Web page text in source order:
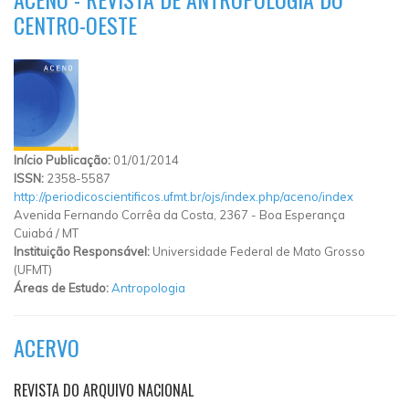
CENTRO-OESTE
Início Publicação: 01/01/2014
ISSN: 2358-5587
http://periodicoscientificos.ufmt.br/ojs/index.php/aceno/index
Avenida Fernando Corrêa da Costa, 2367 - Boa Esperança
Cuiabá / MT
Instituição Responsável: Universidade Federal de Mato Grosso
(UFMT)
Áreas de Estudo:Antropologia
ACERVO
REVISTA DO ARQUIVO NACIONAL